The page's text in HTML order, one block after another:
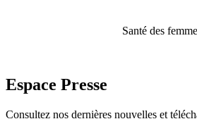
Santé des
Espace Presse
Consultez nos dernières nouvelles et